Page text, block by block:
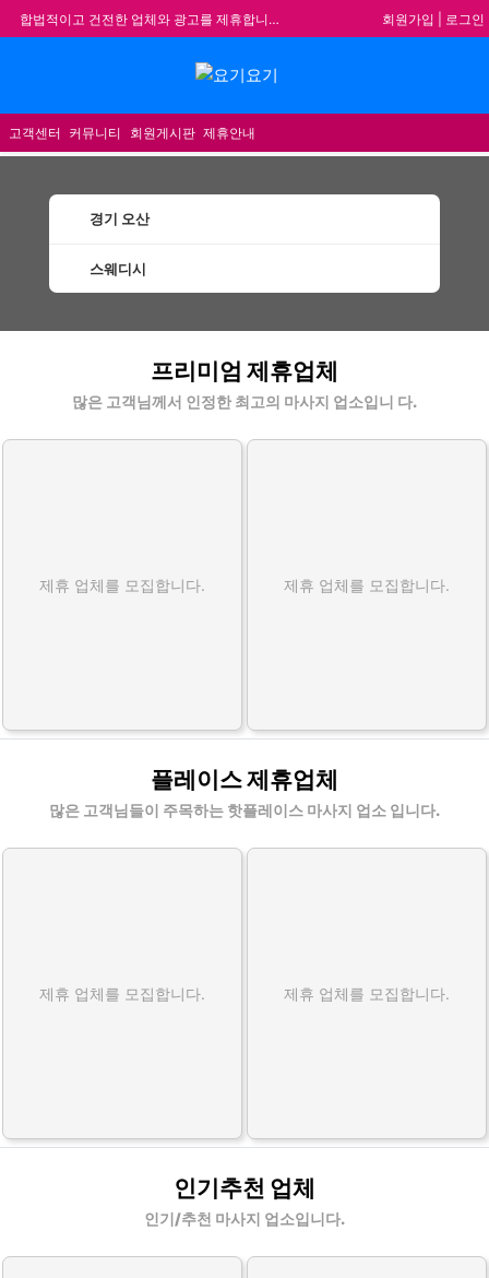
합법적이고 건전한 업체와 광고를 제휴합니다.
★ 요기요기 업체회원 안내사항 ★
불건전한 게시글은 삭제 및 회원탈퇴 됩니다.
회원가입 로그인
고객센터 커뮤니티 회원게시판 제휴안내
경기 오산
스웨디시
프리미엄 제휴업체
많은 고객님께서 인정한 최고의 마사지 업소입니 다.
제휴 업체를 모집합니다. 제휴 업체를 모집합니다.
플레이스 제휴업체
많은 고객님들이 주목하는 핫플레이스 마사지 업소 입니다.
제휴 업체를 모집합니다. 제휴 업체를 모집합니다.
인기추천 업체
인기/추천 마사지 업소입니다.